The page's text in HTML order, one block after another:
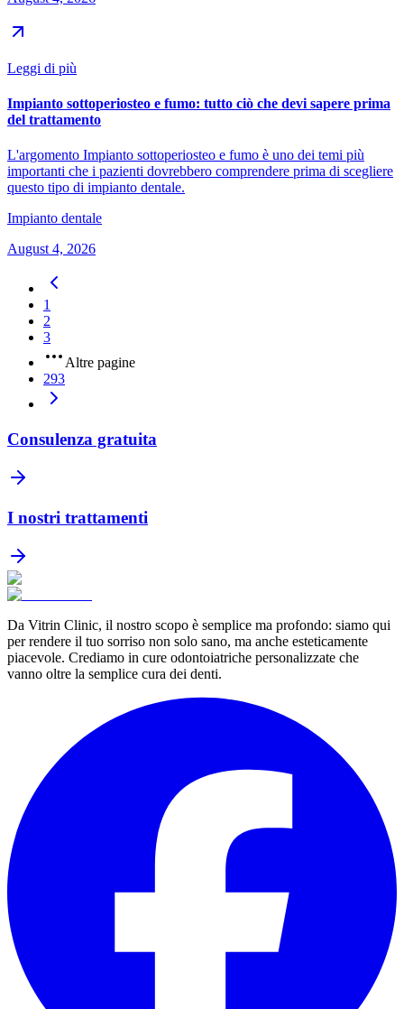
Leggi di più
Impianto sottoperiosteo e fumo: tutto ciò che devi sapere prima
del trattamento
L'argomento Impianto sottoperiosteo e fumo è uno dei temi più
importanti che i pazienti dovrebbero comprendere prima di scegliere
questo tipo di impianto dentale.
Impianto dentale
August 4, 2026
1
2
3
Altre pagine
293
Consulenza gratuita
I nostri trattamenti
Da Vitrin Clinic, il nostro scopo è semplice ma profondo: siamo qui
per rendere il tuo sorriso non solo sano, ma anche esteticamente
piacevole. Crediamo in cure odontoiatriche personalizzate che
vanno oltre la semplice cura dei denti.